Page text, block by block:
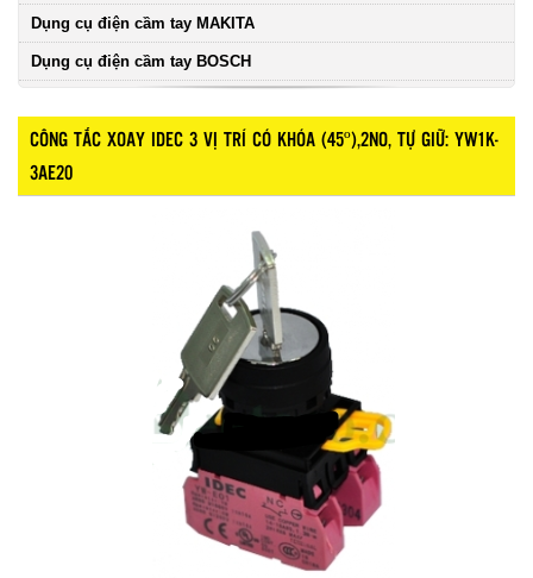
Dụng cụ điện cầm tay MAKITA
Dụng cụ điện cầm tay BOSCH
CÔNG TẮC XOAY IDEC 3 VỊ TRÍ CÓ KHÓA (45º),2NO, TỰ GIỮ: YW1K-
3AE20